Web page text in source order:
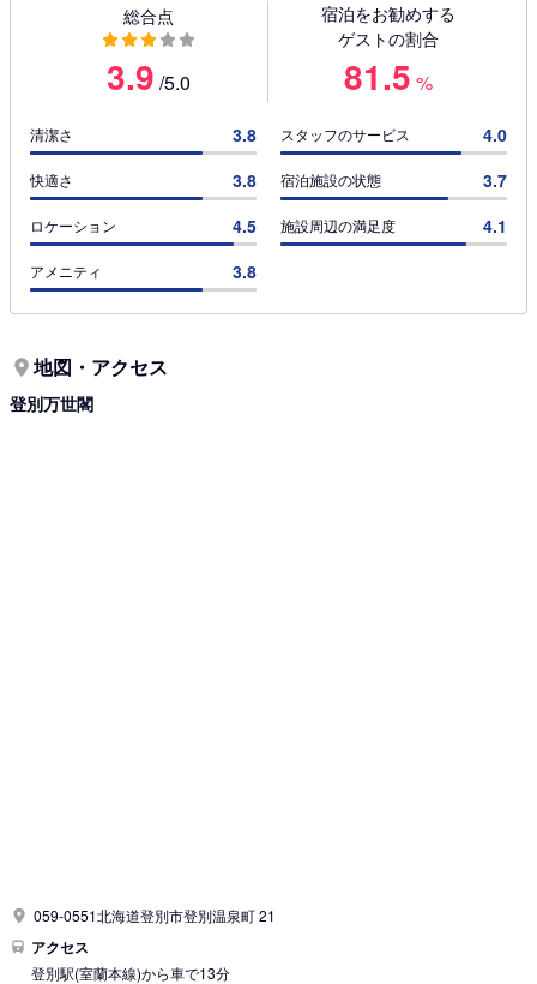
総合点
3.9 /5.0
宿泊をお勧めする
ゲストの割合
81.5 %
清潔さ 3.8 スタッフのサービス 4.0
快適さ 3.8 宿泊施設の状態 3.7
ロケーション 4.5 施設周辺の満足度 4.1
アメニティ 3.8
地図・アクセス
登別万世閣
059-0551北海道登別市登別温泉町 21
アクセス
登別駅(室蘭本線)から車で13分